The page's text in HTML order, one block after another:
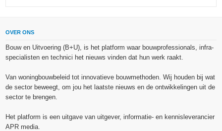
OVER ONS
Bouw en Uitvoering (B+U), is het platform waar bouwprofessionals, infra-
specialisten en technici het nieuws vinden dat hun werk raakt.
Van woningbouwbeleid tot innovatieve bouwmethoden. Wij houden bij wat
de sector beweegt, om jou het laatste nieuws en de ontwikkelingen uit de
sector te brengen.
Het platform is een uitgave van uitgever, informatie- en kennisleverancier
APR media.